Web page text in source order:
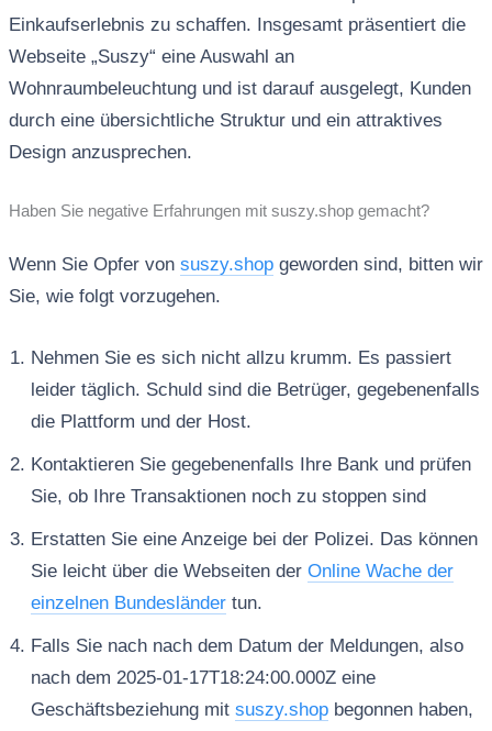
Einkaufserlebnis zu schaffen. Insgesamt präsentiert die
Webseite „Suszy“ eine Auswahl an
Wohnraumbeleuchtung und ist darauf ausgelegt, Kunden
durch eine übersichtliche Struktur und ein attraktives
Design anzusprechen.
Haben Sie negative Erfahrungen mit suszy.shop gemacht?
Wenn Sie Opfer von suszy.shopgeworden sind, bitten wir
Sie, wie folgt vorzugehen.
Nehmen Sie es sich nicht allzu krumm. Es passiert
leider täglich. Schuld sind die Betrüger, gegebenenfalls
die Plattform und der Host.
Kontaktieren Sie gegebenenfalls Ihre Bank und prüfen
Sie, ob Ihre Transaktionen noch zu stoppen sind
Erstatten Sie eine Anzeige bei der Polizei. Das können
Sie leicht über die Webseiten der Online Wache der
einzelnen Bundesländertun.
Falls Sie nach nach dem Datum der Meldungen, also
nach dem 2025-01-17T18:24:00.000Z eine
Geschäftsbeziehung mit suszy.shopbegonnen haben,